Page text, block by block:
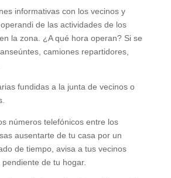
informativas con los vecinos y
de las actividades de los
la zona. ¿A qué hora operan? Si se
camiones repartidores,
fundidas a la junta de vecinos o
números telefónicos entre los
ausentarte de tu casa por un
de tiempo, avisa a tus vecinos
de tu hogar.